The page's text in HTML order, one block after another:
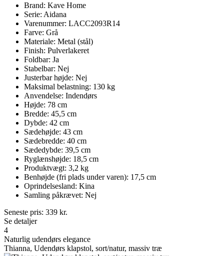
Brand: Kave Home
Serie: Aidana
Varenummer: LACC2093R14
Farve: Grå
Materiale: Metal (stål)
Finish: Pulverlakeret
Foldbar: Ja
Stabelbar: Nej
Justerbar højde: Nej
Maksimal belastning: 130 kg
Anvendelse: Indendørs
Højde: 78 cm
Bredde: 45,5 cm
Dybde: 42 cm
Sædehøjde: 43 cm
Sædebredde: 40 cm
Sædedybde: 39,5 cm
Ryglænshøjde: 18,5 cm
Produktvægt: 3,2 kg
Benhøjde (fri plads under varen): 17,5 cm
Oprindelsesland: Kina
Samling påkrævet: Nej
Seneste pris: 339 kr.
Se detaljer
4
Naturlig udendørs elegance
Thianna, Udendørs klapstol, sort/natur, massiv træ